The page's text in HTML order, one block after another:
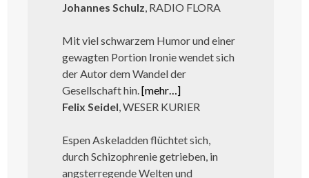
Johannes Schulz, RADIO FLORA
Mit viel schwarzem Humor und einer
gewagten Portion Ironie wendet sich
der Autor dem Wandel der
Gesellschaft hin.[mehr…]
Felix Seidel, WESER KURIER
Espen Askeladden flüchtet sich,
durch Schizophrenie getrieben, in
angsterregende Welten und